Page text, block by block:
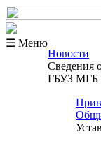
☰ Меню
Новости
Сведения
ГБУЗ МГБ